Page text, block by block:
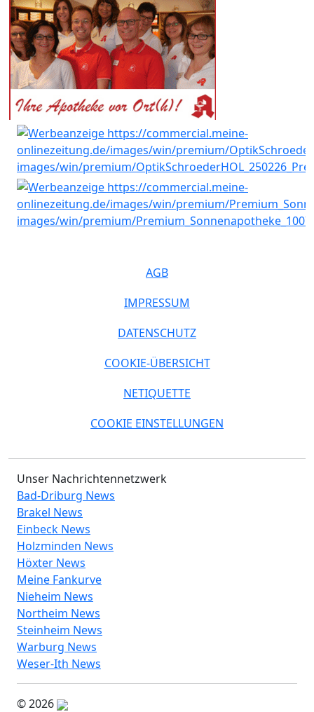
AGB
IMPRESSUM
DATENSCHUTZ
COOKIE-ÜBERSICHT
NETIQUETTE
COOKIE EINSTELLUNGEN
Unser Nachrichtennetzwerk
Bad-Driburg News
Brakel News
Einbeck News
Holzminden News
Höxter News
Meine Fankurve
Nieheim News
Northeim News
Steinheim News
Warburg News
Weser-Ith News
© 2026